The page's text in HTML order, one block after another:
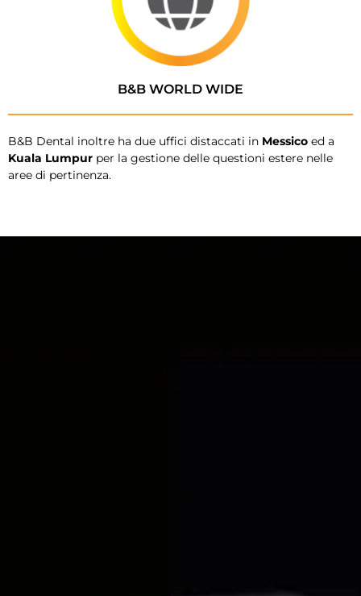
B&B WORLD WIDE
B&B Dental inoltre ha due uffici distaccati in Messico ed a
Kuala Lumpur per la gestione delle questioni estere nelle
aree di pertinenza.